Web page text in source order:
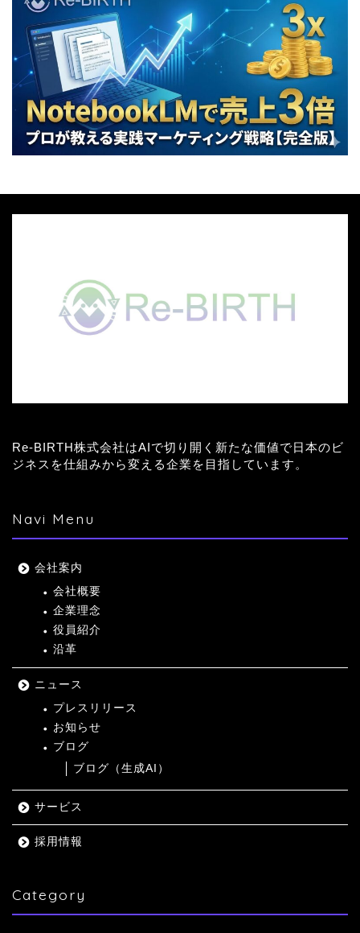
Re-BIRTH株式会社はAIで切り開く新たな価値で日本のビ
ジネスを仕組みから変える企業を目指しています。
Navi Menu
会社案内
会社概要
企業理念
役員紹介
沿革
ニュース
プレスリリース
お知らせ
ブログ
ブログ（生成AI）
サービス
採用情報
Category